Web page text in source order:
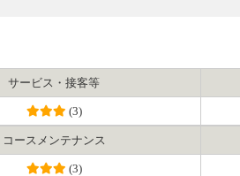
サービス・接客等
(3)
コース メンテナンス
(3)